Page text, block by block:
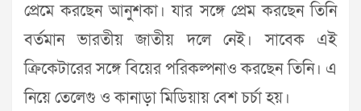
প্রেমে করছেন আনুশকা। যার সঙ্গে প্রেম করছেন তিনি
বর্তমান ভারতীয় জাতীয় দলে নেই। সাবেক এই
ক্রিকেটারের সঙ্গে বিয়ের পরিকল্পনাও করছেন তিনি। এ
নিয়ে তেলেগু ও কানাড়া মিডিয়ায় বেশ চর্চা হয়।